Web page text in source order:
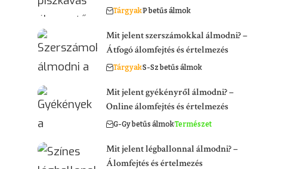
TárgyakP betűs álmok
Mit jelent szerszámokkal álmodni? –
Átfogó álomfejtés és értelmezés
TárgyakS-Sz betűs álmok
Mit jelent gyékényről álmodni? –
Online álomfejtés és értelmezés
G-Gy betűs álmokTermészet
Mit jelent légballonnal álmodni? –
Álomfejtés és értelmezés